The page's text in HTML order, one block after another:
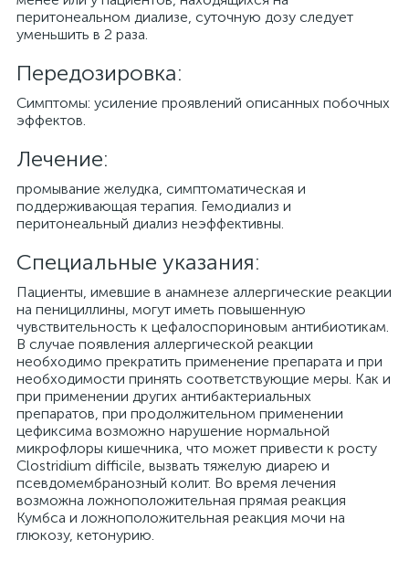
перитонеальном диализе, суточную дозу следует
уменьшить в 2 раза.
Передозировка:
Симптомы: усиление проявлений описанных побочных
эффектов.
Лечение:
промывание желудка, симптоматическая и
поддерживающая терапия. Гемодиализ и
перитонеальный диализ неэффективны.
Специальные указания:
Пациенты, имевшие в анамнезе аллергические реакции
на пенициллины, могут иметь повышенную
чувствительность к цефалоспориновым антибиотикам.
В случае появления аллергической реакции
необходимо прекратить применение препарата и при
необходимости принять соответствующие меры. Как и
при применении других антибактериальных
препаратов, при продолжительном применении
цефиксима возможно нарушение нормальной
микрофлоры кишечника, что может привести к росту
Clostridium difficile, вызвать тяжелую диарею и
псевдомембранозный колит. Во время лечения
возможна ложноположительная прямая реакция
Кумбса и ложноположительная реакция мочи на
глюкозу, кетонурию.